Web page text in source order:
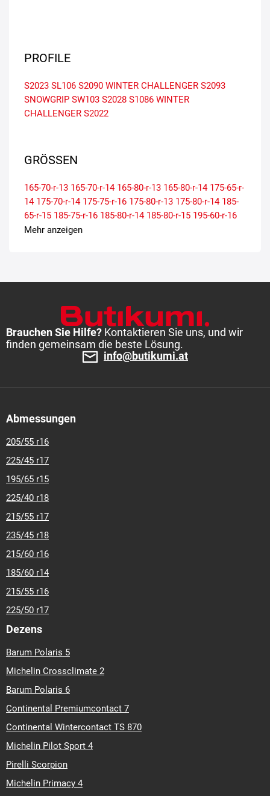
PROFILE
S2023 SL106 S2090 WINTER CHALLENGER S2093
SNOWGRIP SW103 S2028 S1086 WINTER
CHALLENGER S2022
GRÖSSEN
165-70-r-13 165-70-r-14 165-80-r-13 165-80-r-14 175-65-r-
14 175-70-r-14 175-75-r-16 175-80-r-13 175-80-r-14 185-
65-r-15 185-75-r-16 185-80-r-14 185-80-r-15 195-60-r-16
195-65-r-16 195-70-r-15
Mehr anzeigen
Brauchen Sie Hilfe? Kontaktieren Sie uns, und wir
finden gemeinsam die beste Lösung.
info@butikumi.at
Abmessungen
205/55 r16
225/45 r17
195/65 r15
225/40 r18
215/55 r17
235/45 r18
215/60 r16
185/60 r14
215/55 r16
225/50 r17
Dezens
Barum Polaris 5
Michelin Crossclimate 2
Barum Polaris 6
Continental Premiumcontact 7
Continental Wintercontact TS 870
Michelin Pilot Sport 4
Pirelli Scorpion
Michelin Primacy 4